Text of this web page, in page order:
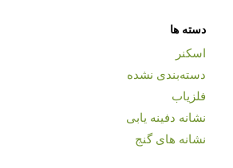
دسته ها
اسکنر
دسته‌بندی نشده
فلزیاب
نشانه دفینه یابی
نشانه های گنج